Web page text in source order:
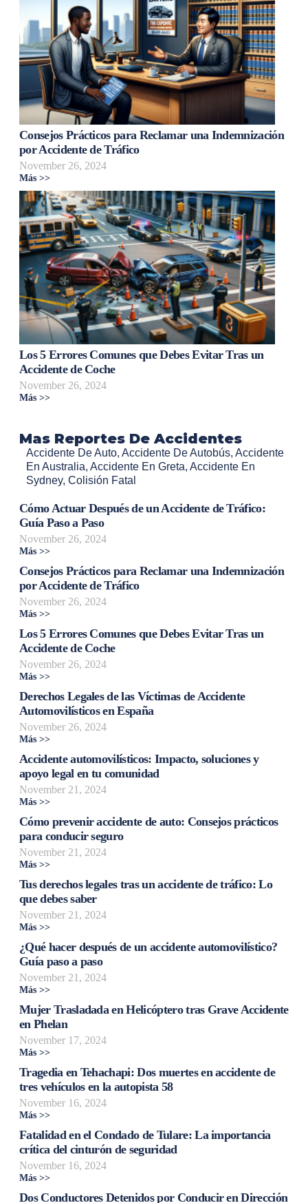
Consejos Prácticos para Reclamar una Indemnización
por Accidente de Tráfico
November 26, 2024
Más >>
Los 5 Errores Comunes que Debes Evitar Tras un
Accidente de Coche
November 26, 2024
Más >>
Mas Reportes De Accidentes
Accidente De Auto, Accidente De Autobús, Accidente
En Australia, Accidente En Greta, Accidente En
Sydney, Colisión Fatal
Cómo Actuar Después de un Accidente de Tráfico:
Guía Paso a Paso
November 26, 2024
Más >>
Consejos Prácticos para Reclamar una Indemnización
por Accidente de Tráfico
November 26, 2024
Más >>
Los 5 Errores Comunes que Debes Evitar Tras un
Accidente de Coche
November 26, 2024
Más >>
Derechos Legales de las Víctimas de Accidente
Automovilísticos en España
November 26, 2024
Más >>
Accidente automovilísticos: Impacto, soluciones y
apoyo legal en tu comunidad
November 21, 2024
Más >>
Cómo prevenir accidente de auto: Consejos prácticos
para conducir seguro
November 21, 2024
Más >>
Tus derechos legales tras un accidente de tráfico: Lo
que debes saber
November 21, 2024
Más >>
¿Qué hacer después de un accidente automovilístico?
Guía paso a paso
November 21, 2024
Más >>
Mujer Trasladada en Helicóptero tras Grave Accidente
en Phelan
November 17, 2024
Más >>
Tragedia en Tehachapi: Dos muertes en accidente de
tres vehículos en la autopista 58
November 16, 2024
Más >>
Fatalidad en el Condado de Tulare: La importancia
crítica del cinturón de seguridad
November 16, 2024
Más >>
Dos Conductores Detenidos por Conducir en Dirección